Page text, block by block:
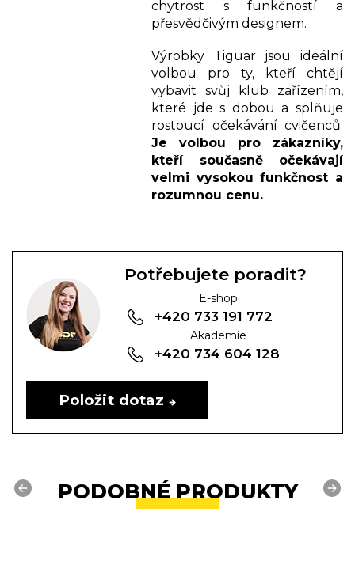
chytrost s funkčností a
přesvědčivým designem.
Výrobky Tiguar jsou ideální
volbou pro ty, kteří chtějí
vybavit svůj klub zařízením,
které jde s dobou a splňuje
rostoucí očekávání cvičenců.
Je volbou pro zákazníky,
kteří současně očekávají
velmi vysokou funkčnost a
rozumnou cenu.
Potřebujete poradit?
E-shop
+420 733 191 772
Akademie
+420 734 604 128
Položit dotaz
PODOBNÉ PRODUKTY
Previous Next